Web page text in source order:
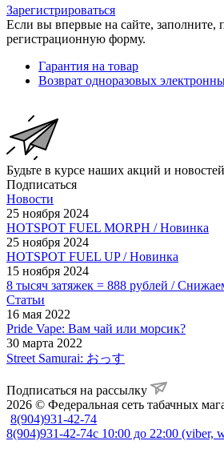
Зарегистрироваться
Если вы впервые на сайте, заполните,
регистрационную форму.
Гарантия на товар
Возврат одноразовых
Будьте в курсе наших акций и новостей
Подписаться
Новости
25 ноября 2024
HOTSPOT FUEL MORPH / Новинка
25 ноября 2024
HOTSPOT FUEL UP / Новинка
15 ноября 2024
8 тысяч затяжек = 888 рублей /
Статьи
16 мая 2022
Pride Vape: Вам чай или морсик?
30 марта 2022
Street Samurai: おっす
Подписаться на рассылку
2026 © Федеральная сеть табачных
8(904)931-42-74
8(904)931-42-74с 10:00 до 22:00 (viber,